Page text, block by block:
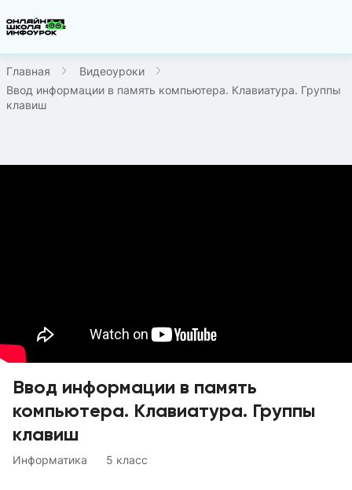
Главная
Видеоуроки
Ввод информации в память компьютера. Клавиатура. Группы
клавиш
Ввод информации в память
компьютера. Клавиатура. Группы
клавиш
Информатика 5 класс